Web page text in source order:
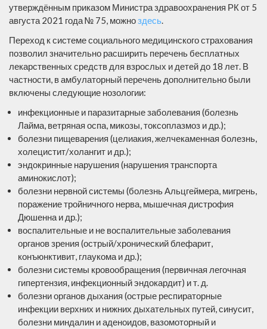
утверждённым приказом Министра здравоохранения РК от 5
августа 2021 года № 75, можноздесь.
Переход к системе социального медицинского страхования
позволил значительно расширить перечень бесплатных
лекарственных средств для взрослых и детей до 18 лет. В
частности, в амбулаторный перечень дополнительно были
включены следующие нозологии:
инфекционные и паразитарные заболевания (болезнь
Лайма, ветряная оспа, микозы, токсоплазмоз и др.);
болезни пищеварения (целиакия, желчекаменная болезнь,
холецистит/холангит и др.);
эндокринные нарушения (нарушения транспорта
аминокислот);
болезни нервной системы (болезнь Альцгеймера, мигрень,
поражение тройничного нерва, мышечная дистрофия
Дюшенна и др.);
воспалительные и не воспалительные заболевания
органов зрения (острый/хронический блефарит,
конъюнктивит, глаукома и др.);
болезни системы кровообращения (первичная легочная
гипертензия, инфекционный эндокардит) и т. д.
болезни органов дыхания (острые респираторные
инфекции верхних и нижних дыхательных путей, синусит,
болезни миндалин и аденоидов, вазомоторный и